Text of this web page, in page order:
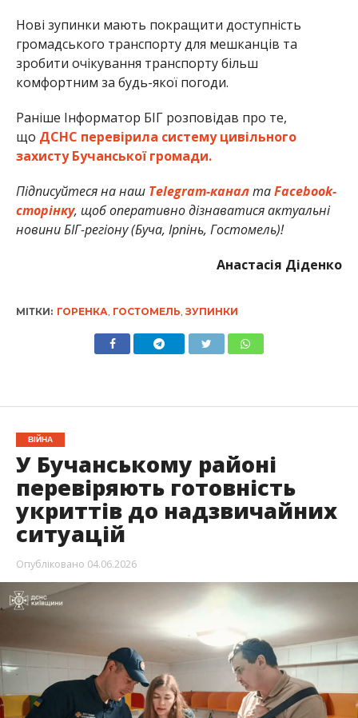
Нові зупинки мають покращити доступність
громадського транспорту для мешканців та
зробити очікування транспорту більш
комфортним за будь-якої погоди.
Раніше Інформатор БІГ розповідав про те,
що ДСНС перевірила систему цивільного
захисту Бучанської громади.
Підписуйтеся на наш Telegram-каналтаFacebook-
сторінку, щоб оперативно дізнаватися актуальні
новини БІГ-регіону (Буча, Ірпінь, Гостомель)!
Анастасія Діденко
МІТКИ: ГОРЕНКА, ГОСТОМЕЛЬ, ЗУПИНКИ
ВІЙНА
У Бучанському районі
перевіряють готовність
укриттів до надзвичайних
ситуацій
Опубліковано 04.06.2026